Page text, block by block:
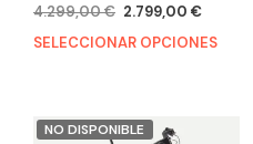
4.299,00€ 2.799,00 €
SELECCIONAR OPCIONES
NO DISPONIBLE